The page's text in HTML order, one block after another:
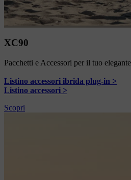
XC90
Pacchetti e Accessori per il tuo
Listino accessori ibrida plug-in >
Listino accessori >
Scopri